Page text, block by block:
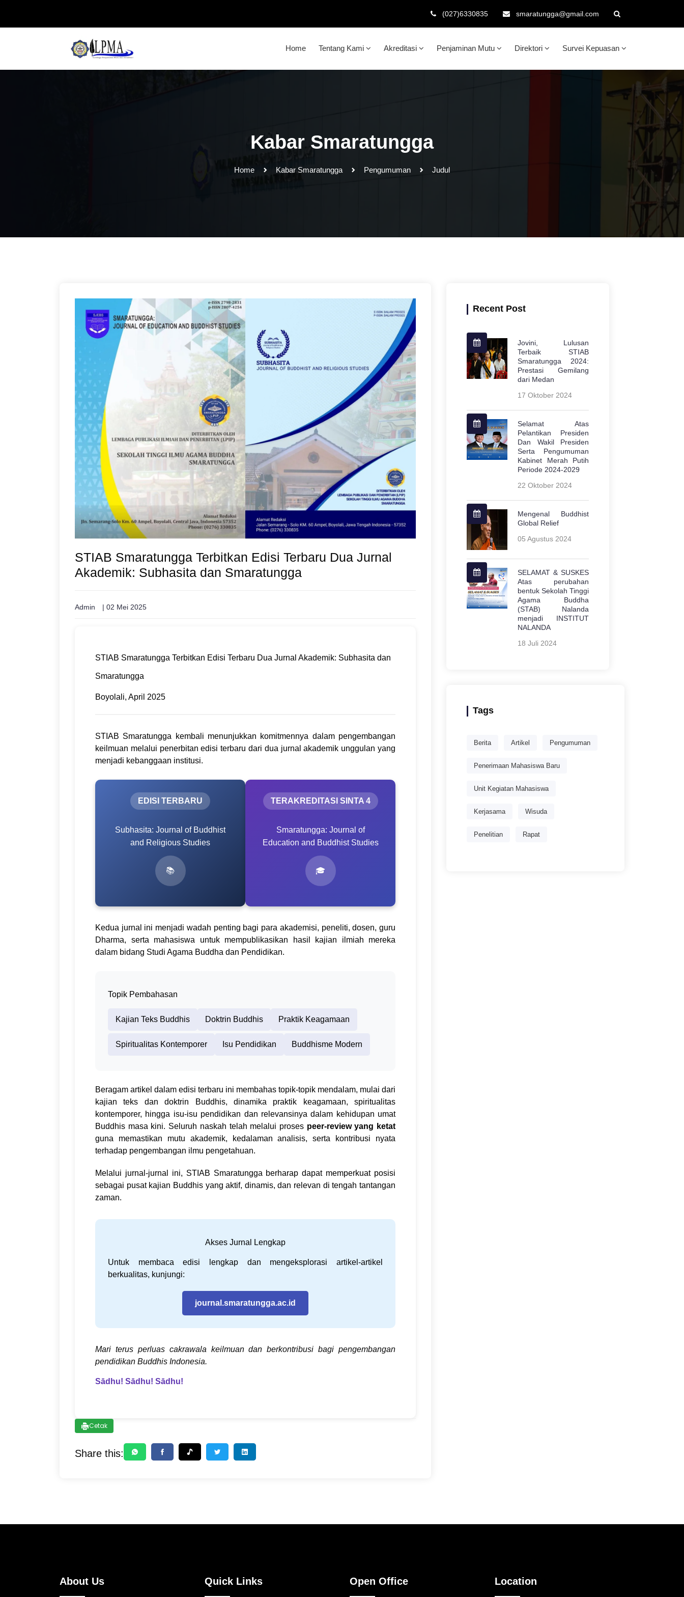
(027)6330835 smaratungga@gmail.com
Home Tentang Kami Akreditasi Penjaminan Mutu Direktori Survei Kepuasan
Kabar Smaratungga
Home Kabar Smaratungga Pengumuman Judul
STIAB Smaratungga Terbitkan Edisi Terbaru Dua Jurnal
Akademik: Subhasita dan Smaratungga
Admin | 02 Mei 2025
STIAB Smaratungga Terbitkan Edisi Terbaru Dua Jurnal Akademik: Subhasita dan
Smaratungga
Boyolali, April 2025
STIAB Smaratungga kembali menunjukkan komitmennya dalam pengembangan
keilmuan melalui penerbitan edisi terbaru dari dua jurnal akademik unggulan yang
menjadi kebanggaan institusi.
EDISI TERBARU
Subhasita: Journal of Buddhist
and Religious Studies
📚
TERAKREDITASI SINTA 4
Smaratungga: Journal of
Education and Buddhist Studies
🎓
Kedua jurnal ini menjadi wadah penting bagi para akademisi, peneliti, dosen, guru
Dharma, serta mahasiswa untuk mempublikasikan hasil kajian ilmiah mereka
dalam bidang Studi Agama Buddha dan Pendidikan.
Topik Pembahasan
Kajian Teks Buddhis Doktrin Buddhis Praktik Keagamaan
Spiritualitas Kontemporer Isu Pendidikan Buddhisme Modern
Beragam artikel dalam edisi terbaru ini membahas topik-topik mendalam, mulai dari
kajian teks dan doktrin Buddhis, dinamika praktik keagamaan, spiritualitas
kontemporer, hingga isu-isu pendidikan dan relevansinya dalam kehidupan umat
Buddhis masa kini. Seluruh naskah telah melalui proses peer-review yang ketat
guna memastikan mutu akademik, kedalaman analisis, serta kontribusi nyata
terhadap pengembangan ilmu pengetahuan.
Melalui jurnal-jurnal ini, STIAB Smaratungga berharap dapat memperkuat posisi
sebagai pusat kajian Buddhis yang aktif, dinamis, dan relevan di tengah tantangan
zaman.
Akses Jurnal Lengkap
Untuk membaca edisi lengkap dan mengeksplorasi artikel-artikel
berkualitas, kunjungi:
journal.smaratungga.ac.id
Mari terus perluas cakrawala keilmuan dan berkontribusi bagi pengembangan
pendidikan Buddhis Indonesia.
Sādhu! Sādhu! Sādhu!
Cetak
Share this:
Recent Post
Jovini, Lulusan
Terbaik STIAB
Smaratungga 2024:
Prestasi Gemilang
dari Medan
17 Oktober 2024
Selamat Atas
Pelantikan Presiden
Dan Wakil Presiden
Serta Pengumuman
Kabinet Merah Putih
Periode 2024-2029
22 Oktober 2024
Mengenal Buddhist
Global Relief
05 Agustus 2024
SELAMAT & SUSKES
Atas perubahan
bentuk Sekolah Tinggi
Agama Buddha
(STAB) Nalanda
menjadi INSTITUT
NALANDA
18 Juli 2024
Tags
Berita Artikel Pengumuman
Penerimaan Mahasiswa Baru
Unit Kegiatan Mahasiswa
Kerjasama Wisuda
Penelitian Rapat
About Us Quick Links Open Office Location